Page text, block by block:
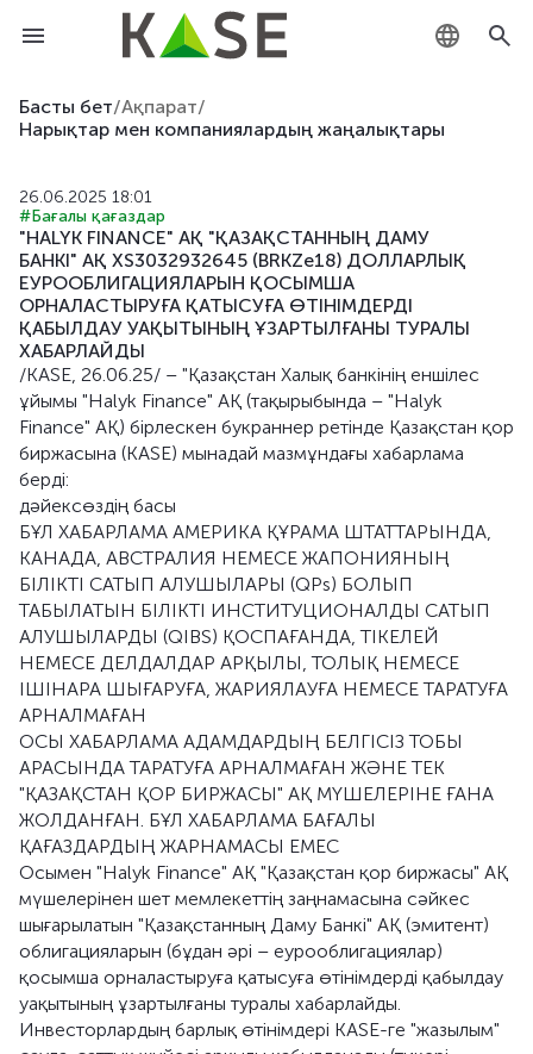
Басты бет/Ақпарат/
Нарықтар мен компаниялардың жаңалықтары
26.06.2025 18:01
#Бағалы қағаздар
"HALYK FINANCE" АҚ "ҚАЗАҚСТАННЫҢ ДАМУ
БАНКІ" АҚ XS3032932645 (BRKZe18) ДОЛЛАРЛЫҚ
ЕУРООБЛИГАЦИЯЛАРЫН ҚОСЫМША
ОРНАЛАСТЫРУҒА ҚАТЫСУҒА ӨТІНІМДЕРДІ
ҚАБЫЛДАУ УАҚЫТЫНЫҢ ҰЗАРТЫЛҒАНЫ ТУРАЛЫ
ХАБАРЛАЙДЫ
/KASE, 26.06.25/ – "Қазақстан Халық банкінің еншілес
ұйымы "Halyk Finance" АҚ (тақырыбында – "Halyk
Finance" АҚ) бірлескен букраннер ретінде Қазақстан қор
биржасына (KASE) мынадай мазмұндағы хабарлама
берді:
дәйексөздің басы
БҰЛ ХАБАРЛАМА АМЕРИКА ҚҰРАМА ШТАТТАРЫНДА,
КАНАДА, АВСТРАЛИЯ НЕМЕСЕ ЖАПОНИЯНЫҢ
БІЛІКТІ САТЫП АЛУШЫЛАРЫ (QPs) БОЛЫП
ТАБЫЛАТЫН БІЛІКТІ ИНСТИТУЦИОНАЛДЫ САТЫП
АЛУШЫЛАРДЫ (QIBS) ҚОСПАҒАНДА, ТІКЕЛЕЙ
НЕМЕСЕ ДЕЛДАЛДАР АРҚЫЛЫ, ТОЛЫҚ НЕМЕСЕ
ІШІНАРА ШЫҒАРУҒА, ЖАРИЯЛАУҒА НЕМЕСЕ ТАРАТУҒА
АРНАЛМАҒАН
ОСЫ ХАБАРЛАМА АДАМДАРДЫҢ БЕЛГІСІЗ ТОБЫ
АРАСЫНДА ТАРАТУҒА АРНАЛМАҒАН ЖӘНЕ ТЕК
"ҚАЗАҚСТАН ҚОР БИРЖАСЫ" АҚ МҮШЕЛЕРІНЕ ҒАНА
ЖОЛДАНҒАН. БҰЛ ХАБАРЛАМА БАҒАЛЫ
ҚАҒАЗДАРДЫҢ ЖАРНАМАСЫ ЕМЕС
Осымен "Halyk Finance" АҚ "Қазақстан қор биржасы" АҚ
мүшелерінен шет мемлекеттің заңнамасына сәйкес
шығарылатын "Қазақстанның Даму Банкі" АҚ (эмитент)
облигацияларын (бұдан әрі – еурооблигациялар)
қосымша орналастыруға қатысуға өтінімдерді қабылдау
уақытының ұзартылғаны туралы хабарлайды.
Инвесторлардың барлық өтінімдері KASE-ге "жазылым"